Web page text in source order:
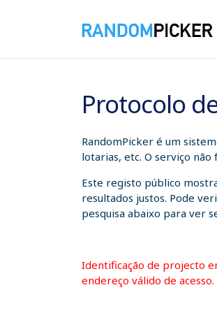
Protocolo
RandomPicker é um
lotarias, etc. O serviço
Este registo público
resultados justos. Pode
pesquisa abaixo para ver
Identificação de projecto
endereço válido de acesso.